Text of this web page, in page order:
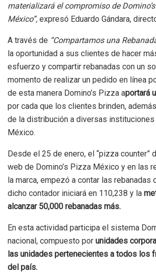
materializará el compromiso de
México”, expresó Eduardo Gándara,
A través de “Compartamos una
la oportunidad a sus clientes de hacer
esfuerzo y compartir rebanadas con un
momento de realizar un pedido en línea
de esta manera Domino’s Pizza aportará
por cada que los clientes brinden,
de la distribución a diversas
México.
Desde el 25 de enero, el “pizza counter”
web de Domino’s Pizza México y en las
la marca, empezó a contar las rebanadas
dicho contador iniciará en 110,238 y la
alcanzar 50,000 rebanadas más.
En esta actividad participa el sistema
nacional, compuesto por unidades
las unidades pertenecientes a todos los
del país.